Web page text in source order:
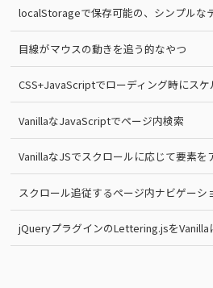
localStorageで保存可能の、シンプルな
目線がマウスの動きを追う的なやつ
CSS+JavaScriptでローディング時にス
VanillaなJavaScriptでページ内検索
VanillaなJSでスクロールに応じて要素を
スクロール追従するページ内ナビゲーシ
jQueryプラグインのLettering.jsをVanilla